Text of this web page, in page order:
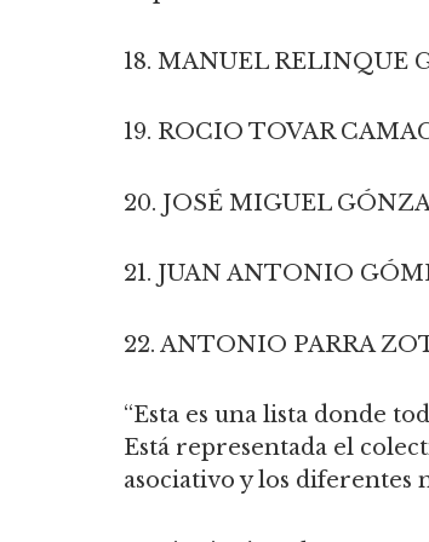
18. MANUEL RELINQUE
19. ROCIO TOVAR
20. JOSÉ MIGUEL
21. JUAN ANTONIO
22. ANTONIO PARRA
“Esta es una lista donde
Está representada el
asociativo y los diferentes